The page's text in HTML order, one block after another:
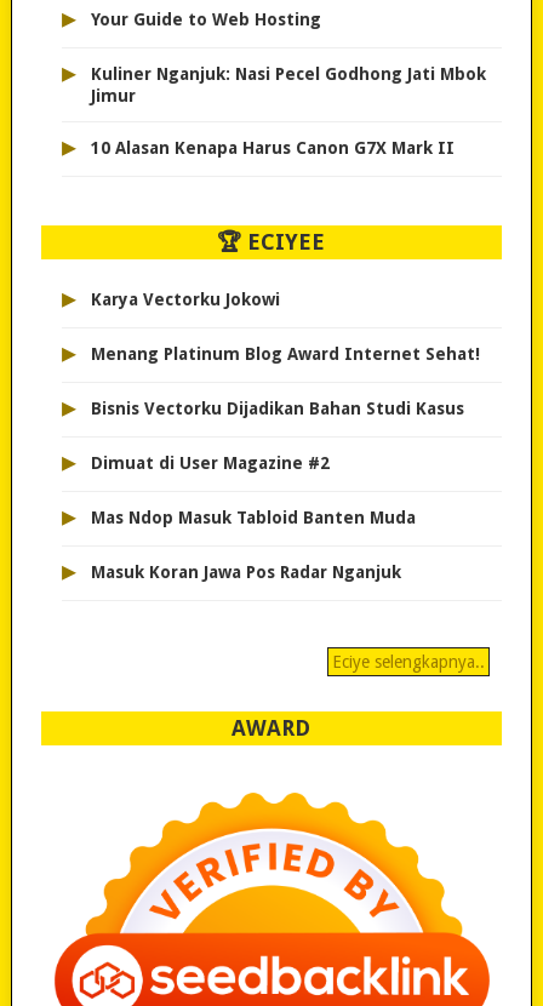
▸ Your Guide to Web Hosting
▸
Kuliner Nganjuk: Nasi Pecel Godhong Jati Mbok
Jimur
▸ 10 Alasan Kenapa Harus Canon G7X Mark II
🏆 ECIYEE
▸ Karya Vectorku Jokowi
▸ Menang Platinum Blog Award Internet Sehat!
▸ Bisnis Vectorku Dijadikan Bahan Studi Kasus
▸ Dimuat di User Magazine #2
▸ Mas Ndop Masuk Tabloid Banten Muda
▸ Masuk Koran Jawa Pos Radar Nganjuk
Eciye selengkapnya..
AWARD